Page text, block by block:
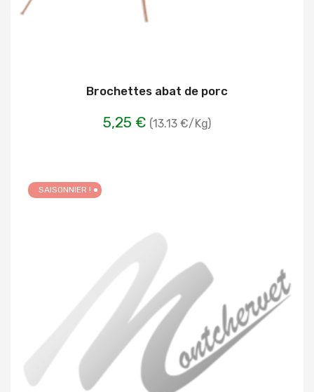
Brochettes abat de porc
5,25 € (13.13 €/Kg)
SAISONNIER !